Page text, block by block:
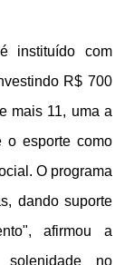
instituído com
R$ 700
mais 11, uma a
o esporte como
O programa
dando suporte
afirmou a
solenidade no